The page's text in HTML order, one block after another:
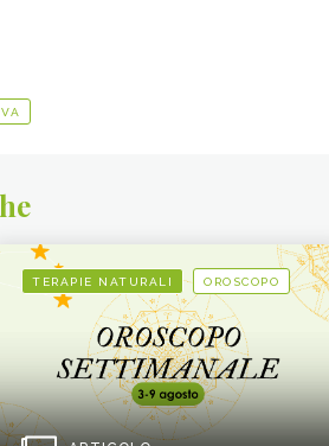
TERAPIE NATURALI OROSCOPO